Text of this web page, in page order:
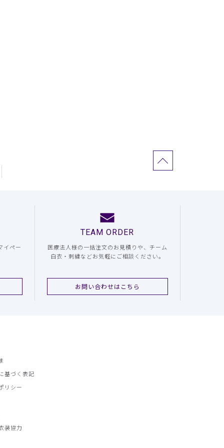
イペー
TEAM ORDER
医療法人様の一括注文のお見積りや、チーム
白衣・刺繍などお気軽にご相談ください。
お問い合わせはこちら
基づく表記
リシー
装協力